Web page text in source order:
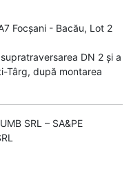
Focșani - Bacău, Lot 2
DN 2 și a
Târg, după montarea
SRL – SA&PE